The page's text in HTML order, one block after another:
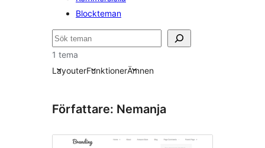
Blockteman
Sök
1 tema
LayouterFunktionerÄmnen
Författare: Nemanja